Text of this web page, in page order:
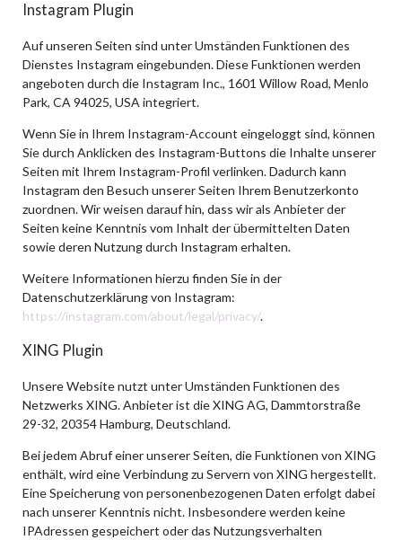
Instagram Plugin
Auf unseren Seiten sind unter Umständen Funktionen des
Dienstes Instagram eingebunden. Diese Funktionen werden
angeboten durch die Instagram Inc., 1601 Willow Road, Menlo
Park, CA 94025, USA integriert.
Wenn Sie in Ihrem Instagram-Account eingeloggt sind, können
Sie durch Anklicken des Instagram-Buttons die Inhalte unserer
Seiten mit Ihrem Instagram-Profil verlinken. Dadurch kann
Instagram den Besuch unserer Seiten Ihrem Benutzerkonto
zuordnen. Wir weisen darauf hin, dass wir als Anbieter der
Seiten keine Kenntnis vom Inhalt der übermittelten Daten
sowie deren Nutzung durch Instagram erhalten.
Weitere Informationen hierzu finden Sie in der
Datenschutzerklärung von Instagram:
https://instagram.com/about/legal/privacy/.
XING Plugin
Unsere Website nutzt unter Umständen Funktionen des
Netzwerks XING. Anbieter ist die XING AG, Dammtorstraße
29-32, 20354 Hamburg, Deutschland.
Bei jedem Abruf einer unserer Seiten, die Funktionen von XING
enthält, wird eine Verbindung zu Servern von XING hergestellt.
Eine Speicherung von personenbezogenen Daten erfolgt dabei
nach unserer Kenntnis nicht. Insbesondere werden keine
IPAdressen gespeichert oder das Nutzungsverhalten